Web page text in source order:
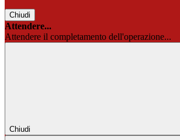
Chiudi
Attendere...
Attendere il completamento dell'operazione...
Chiudi